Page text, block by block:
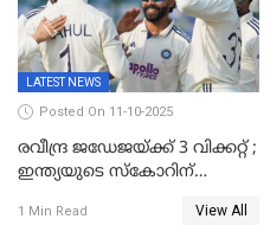
LATEST NEWS
Posted On 11-10-2025
രവീന്ദ്ര ജഡേജയ്ക്ക് 3 വിക്കറ്റ് ;
ഇന്ത്യയുടെ സ്കോറിന്
നാല് വിക്കറ്റ് നഷ്ടം
1 Min Read View All